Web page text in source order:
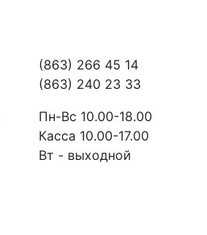
(863) 266 45 14
(863) 240 23 33
Пн-Вс 10.00-18.00
Касса 10.00-17.00
Вт - выходной